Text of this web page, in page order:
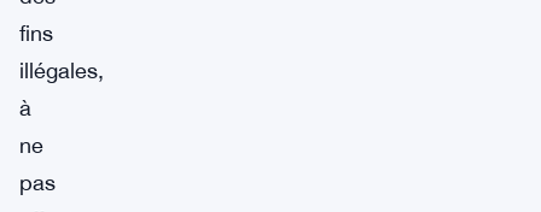
fins
illégales,
à
ne
pas